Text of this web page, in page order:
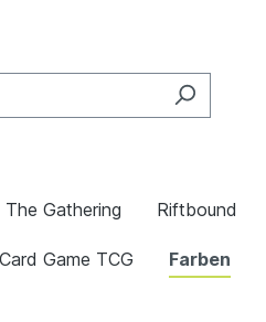
The Gathering Riftbound
Game TCG Farben